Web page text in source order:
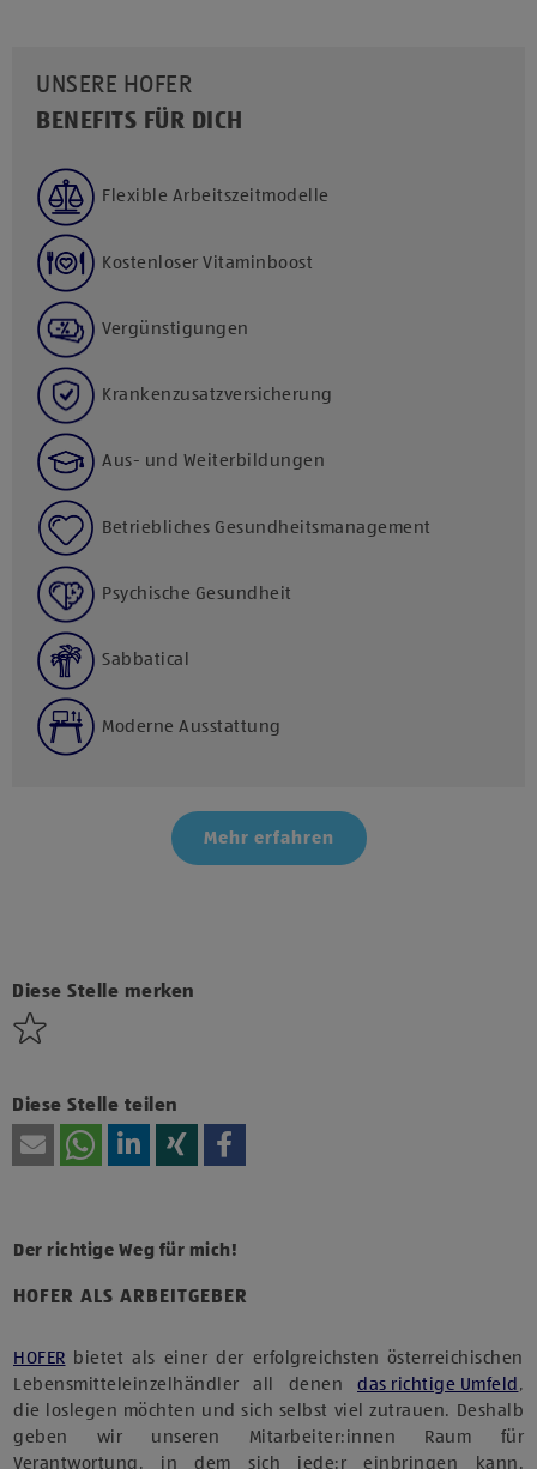
UNSERE HOFER
BENEFITS FÜR DICH
Flexible Arbeitszeitmodelle
Kostenloser Vitaminboost
Vergünstigungen
Krankenzusatzversicherung
Aus- und Weiterbildungen
Betriebliches Gesundheitsmanagement
Psychische Gesundheit
Sabbatical
Moderne Ausstattung
Mehr erfahren
Diese Stelle merken
Diese Stelle teilen
HOFER ALS ARBEITGEBER
Der richtige Weg für mich!
HOFER bietet als einer der erfolgreichsten österreichischen
Lebensmitteleinzelhändler all denen das richtige Umfeld ,
die loslegen möchten und sich selbst viel zutrauen. Deshalb
geben wir unseren Mitarbeiter:innen Raum für
Verantwortung, in dem sich jede:r einbringen kann.